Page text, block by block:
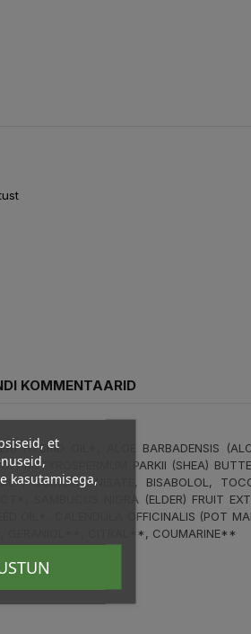
KOMMENTAARID
HYBRID OIL*, ALOE BARBADENSIS
BUTYROSPERMUM PARKII (SHEA)
SODIUM ANISATE, BISABOLOL,
SAMBUCUS NIGRA (ELDER) FRUIT
OIL*, CALENDULA OFFICINALIS (POT
GERANIOL**, CITRAL**, COUMARINE**
et
kasutamisega,